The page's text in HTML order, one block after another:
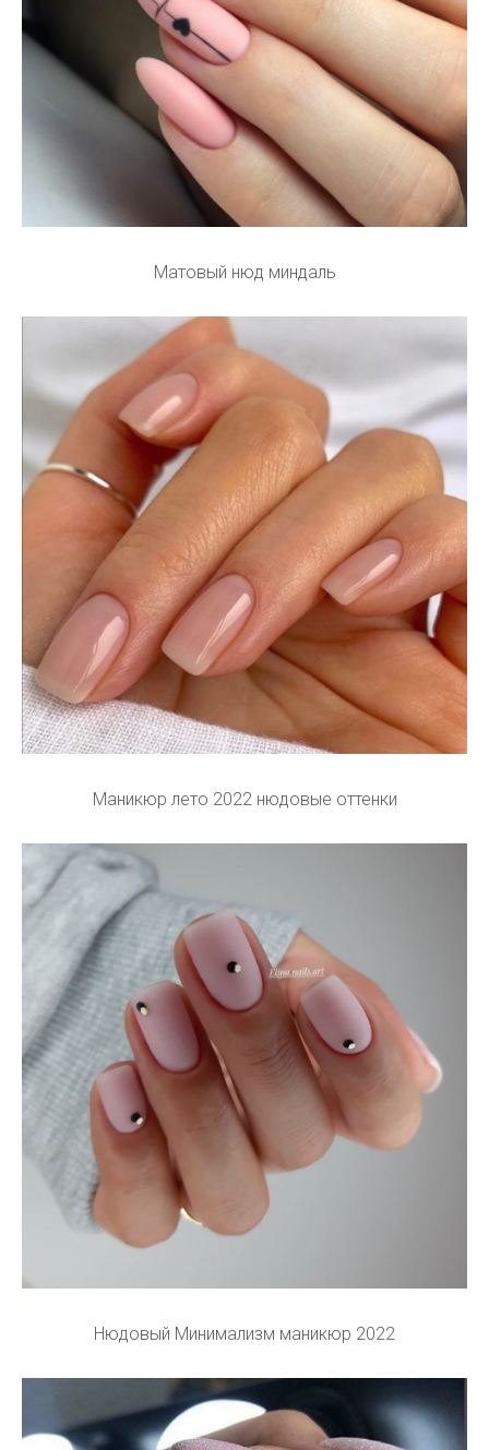
Матовый нюд миндаль
Маникюр лето 2022 нюдовые оттенки
Нюдовый Минимализм маникюр 2022